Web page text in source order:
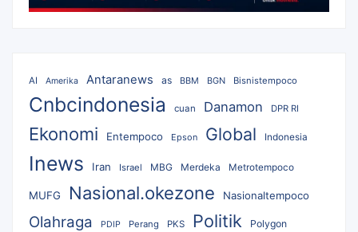
AI Amerika Antaranews as BBM BGN Bisnistempoco
Cnbcindonesia cuan Danamon DPR RI
Ekonomi Entempoco Epson Global Indonesia
Inews Iran Israel MBG Merdeka Metrotempoco
MUFG Nasional.okezone Nasionaltempoco
Olahraga PDIP Perang PKS Politik Polygon